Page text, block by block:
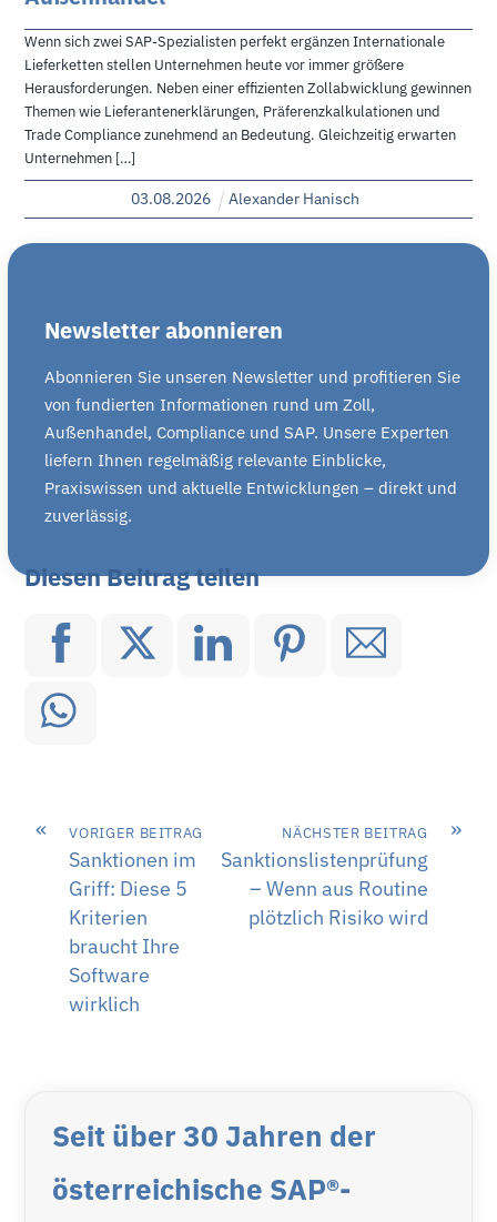
Wenn sich zwei SAP-Spezialisten perfekt ergänzen Internationale
Lieferketten stellen Unternehmen heute vor immer größere
Herausforderungen. Neben einer effizienten Zollabwicklung gewinnen
Themen wie Lieferantenerklärungen, Präferenzkalkulationen und
Trade Compliance zunehmend an Bedeutung. Gleichzeitig erwarten
Unternehmen […]
03.08.2026 Alexander Hanisch
Newsletter abonnieren
Abonnieren Sie unseren Newsletter und profitieren Sie
von fundierten Informationen rund um Zoll,
Außenhandel, Compliance und SAP. Unsere Experten
liefern Ihnen regelmäßig relevante Einblicke,
Praxiswissen und aktuelle Entwicklungen – direkt und
zuverlässig.
Diesen Beitrag teilen
« VORIGER BEITRAG
Sanktionen im
Griff: Diese 5
Kriterien
braucht Ihre
Software
wirklich
»
NÄCHSTER BEITRAG
Sanktionslistenprüfung
– Wenn aus Routine
plötzlich Risiko wird
Seit über 30 Jahren der
österreichische SAP®-